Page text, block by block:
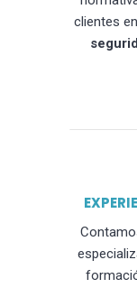
clientes